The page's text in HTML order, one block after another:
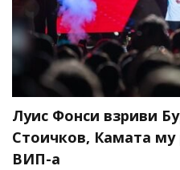
Луис Фонси взриви
Стоичков, Камата
ВИП-а